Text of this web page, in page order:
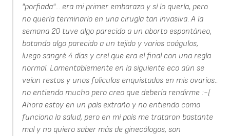
"porfiada"... era mi primer embarazo y sí lo quería, pero
no quería terminarlo en una cirugía tan invasiva. A la
semana 20 tuve algo parecido a un aborto espontáneo,
botando algo parecido a un tejido y varios coágulos,
luego sangré 4 días y creí que era el final con una regla
normal. Lamentablemente en la siguiente eco aún se
veían restos y unos folículos enquistados en mis ovarios..
no entiendo mucho pero creo que debería rendirme :-(
Ahora estoy en un país extraño y no entiendo como
funciona la salud, pero en mi país me trataron bastante
mal y no quiero saber más de ginecólogos, son